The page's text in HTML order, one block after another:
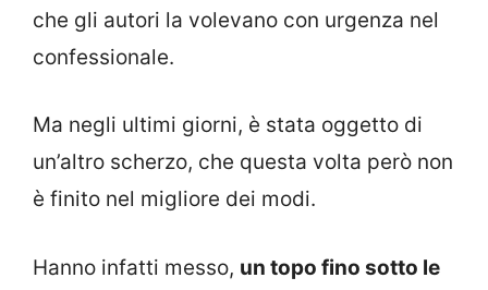
che gli autori la volevano con urgenza nel
confessionale.
Ma negli ultimi giorni, è stata oggetto di
un’altro scherzo, che questa volta però non
è finito nel migliore dei modi.
Hanno infatti messo, un topo fino sotto le